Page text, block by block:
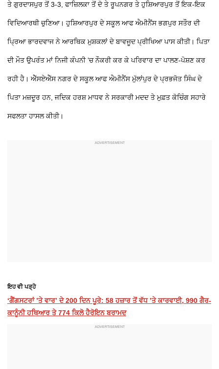
ਤੇ ਗੁਰਦਾਸਪੁਰ ਤੋਂ 3-3, ਫਾਜ਼ਿਲਕਾ ਤੋਂ ਦੋ ਤੇ ਰੂਪਨਗਰ ਤੇ ਹੁਸ਼ਿਆਰਪੁਰ ਤੋਂ ਇਕ-ਇਕ
ਵਿਦਿਆਰਥੀ ਚੁਣਿਆ। ਹੁਸ਼ਿਆਰਪੁਰ ਦੇ ਸਕੂਲ ਆਫ ਐਮੀਨੈਂਸ ਭਗਪੁਰ ਸਤੌਰ ਦੀ
ਪ੍ਰਿਆ ਭਾਰਦਵਾਜ ਨੇ ਆਰਥਿਕ ਮੁਸ਼ਕਲਾਂ ਦੇ ਬਾਵਜੂਦ ਪ੍ਰੀਖਿਆ ਪਾਸ ਕੀਤੀ। ਪਿਤਾ
ਦੀ ਮੌਤ ਉਪਰੰਤ ਮਾਂ ਨਿਜੀ ਕੰਪਨੀ ’ਚ ਨੌਕਰੀ ਕਰ ਕੇ ਪਰਿਵਾਰ ਦਾ ਪਾਲਣ-ਪੋਸ਼ਣ ਕਰ
ਰਹੀ ਹੈ। ਐੱਸਏਐੱਸ ਨਗਰ ਦੇ ਸਕੂਲ ਆਫ ਐਮੀਨੈਂਸ ਮੁੱਲਾਂਪੁਰ ਦੇ ਪ੍ਰਭਜੋਤ ਸਿੰਘ ਦੇ
ਪਿਤਾ ਮਜ਼ਦੂਰ ਹਨ, ਜਦਿਕ ਹਰਸ਼ ਮਾਧਵ ਨੇ ਸਰਕਾਰੀ ਮਦਦ ਤੇ ਮੁਫ਼ਤ ਕੋਚਿੰਗ ਸਹਾਰੇ
ਸਫਲਤਾ ਹਾਸਲ ਕੀਤੀ।
ਇਹ ਵੀ ਪੜ੍ਹੋ
‘ਗੈਂਗਸਟਰਾਂ ’ਤੇ ਵਾਰ’ ਦੇ 200 ਦਿਨ ਪੂਰੇ: 58 ਹਜ਼ਾਰ ਤੋਂ ਵੱਧ ’ਤੇ ਕਾਰਵਾਈ, 990 ਗੈਰ-
ਕਾਨੂੰਨੀ ਹਥਿਆਰ ਤੇ 774 ਕਿਲੋ ਹੈਰੋਇਨ ਬਰਾਮਦ